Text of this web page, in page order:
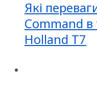
Які
Command в
Holland T7